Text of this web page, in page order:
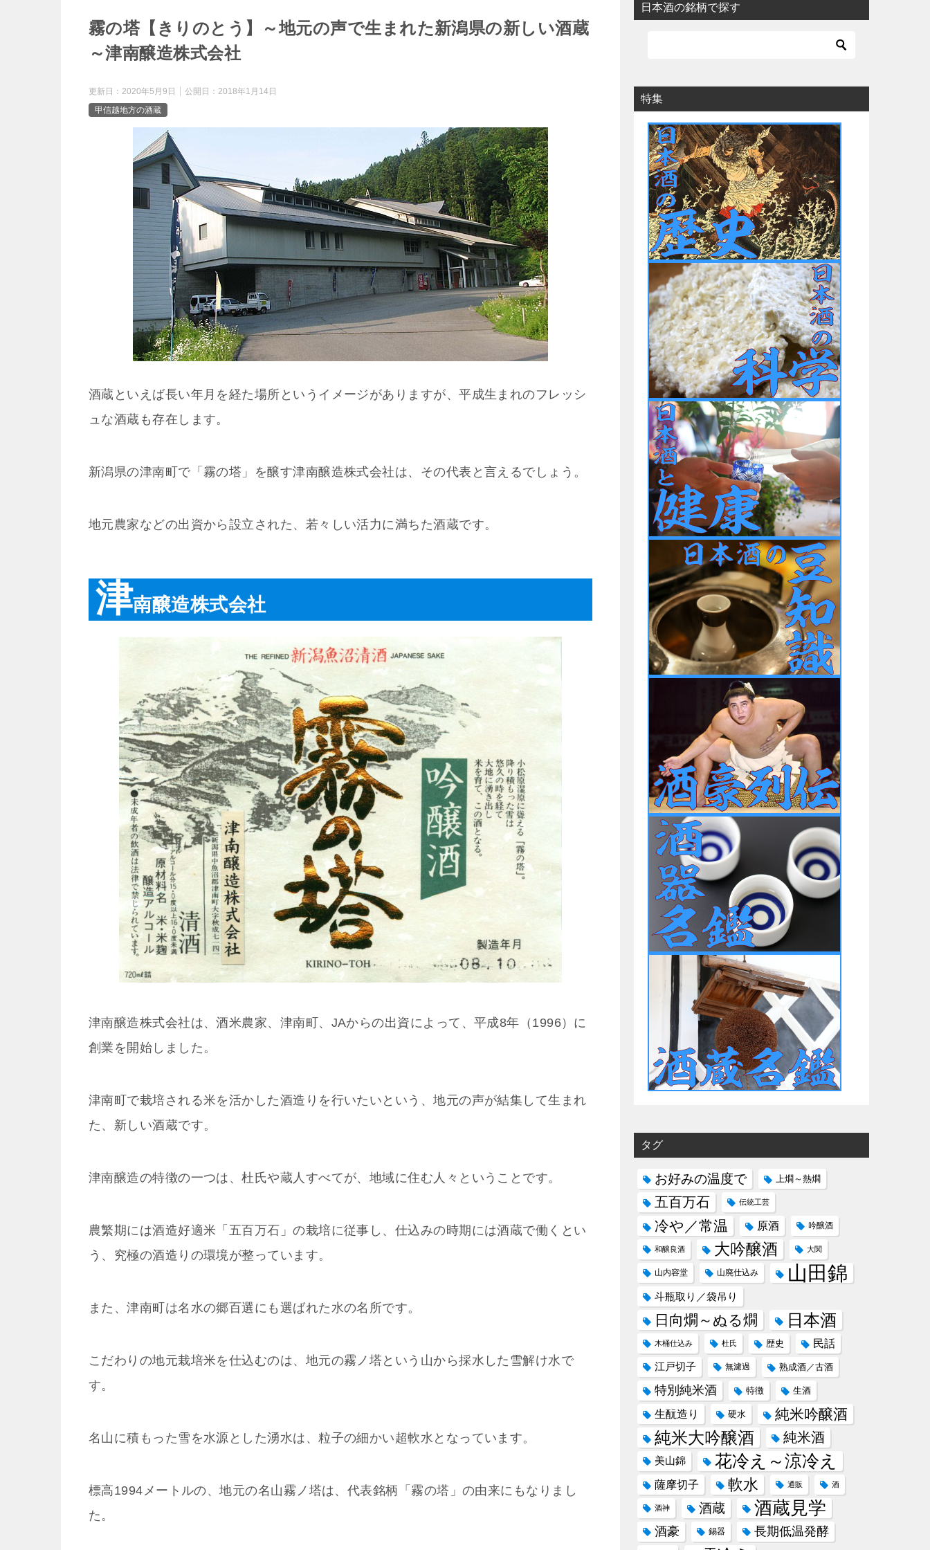
霧の塔【きりのとう】～地元の声で生まれた新潟県の新しい酒蔵
～津南醸造株式会社
更新日： 2020年5月9日 公開日： 2018年1月14日
甲信越地方の酒蔵
酒蔵といえば長い年月を経た場所というイメージがありますが、平成生まれのフレッシ
ュな酒蔵も存在します。
新潟県の津南町で「霧の塔」を醸す津南醸造株式会社は、その代表と言えるでしょう。
地元農家などの出資から設立された、若々しい活力に満ちた酒蔵です。
津南醸造株式会社
津南醸造株式会社は、酒米農家、津南町、JAからの出資によって、平成8年（1996）に
創業を開始しました。
津南町で栽培される米を活かした酒造りを行いたいという、地元の声が結集して生まれ
た、新しい酒蔵です。
津南醸造の特徴の一つは、杜氏や蔵人すべてが、地域に住む人々ということです。
農繁期には酒造好適米「五百万石」の栽培に従事し、仕込みの時期には酒蔵で働くとい
う、究極の酒造りの環境が整っています。
また、津南町は名水の郷百選にも選ばれた水の名所です。
こだわりの地元栽培米を仕込むのは、地元の霧ノ塔という山から採水した雪解け水で
す。
名山に積もった雪を水源とした湧水は、粒子の細かい超軟水となっています。
標高1994メートルの、地元の名山霧ノ塔は、代表銘柄「霧の塔」の由来にもなりまし
た。
日本酒の銘柄で探す
特集
タグ
お好みの温度で 上燗～熱燗
五百万石 伝統工芸
冷や／常温 原酒 吟醸酒
和醸良酒 大吟醸酒 大関
山内容堂 山廃仕込み 山田錦
斗瓶取り／袋吊り
日向燗～ぬる燗 日本酒
木桶仕込み 杜氏 歴史 民話
江戸切子 無濾過 熟成酒／古酒
特別純米酒 特徴 生酒
生酛造り 硬水 純米吟醸酒
純米大吟醸酒 純米酒
美山錦 花冷え～涼冷え
薩摩切子 軟水 通販 酒
酒神 酒蔵 酒蔵見学
酒豪 錫器 長期低温発酵